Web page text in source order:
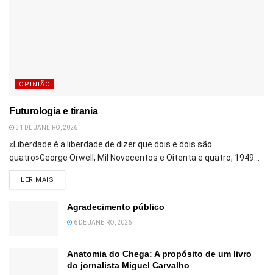
OPINIÃO
Futurologia e tirania
31 DE JANEIRO, 2026
«Liberdade é a liberdade de dizer que dois e dois são
quatro»George Orwell, Mil Novecentos e Oitenta e quatro, 1949...
LER MAIS
Agradecimento público
6 DE JANEIRO, 2026
Anatomia do Chega: A propósito de um livro
do jornalista Miguel Carvalho